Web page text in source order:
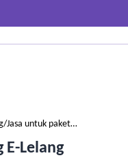
Jasa untuk paket…
E-Lelang